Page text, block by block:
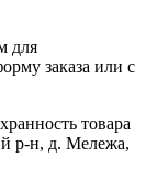
для
заказа или с
товара
р-н, д. Мележа,